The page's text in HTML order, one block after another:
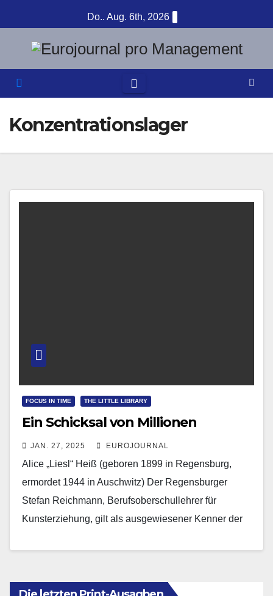
Inhalt
springen
Do.. Aug. 6th, 2026
Konzentrationslager
FOCUS IN TIME THE LITTLE LIBRARY
Ein Schicksal von Millionen
JAN. 27, 2025 EUROJOURNAL
Alice „Liesl“ Heiß (geboren 1899 in Regensburg,
ermordet 1944 in Auschwitz) Der Regensburger
Stefan Reichmann, Berufsoberschullehrer für
Kunsterziehung, gilt als ausgewiesener Kenner der